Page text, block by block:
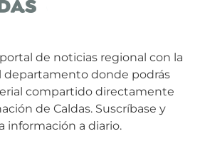
de noticias regional con la
departamento donde podrás
compartido directamente
de Caldas. Suscríbase y
información a diario.